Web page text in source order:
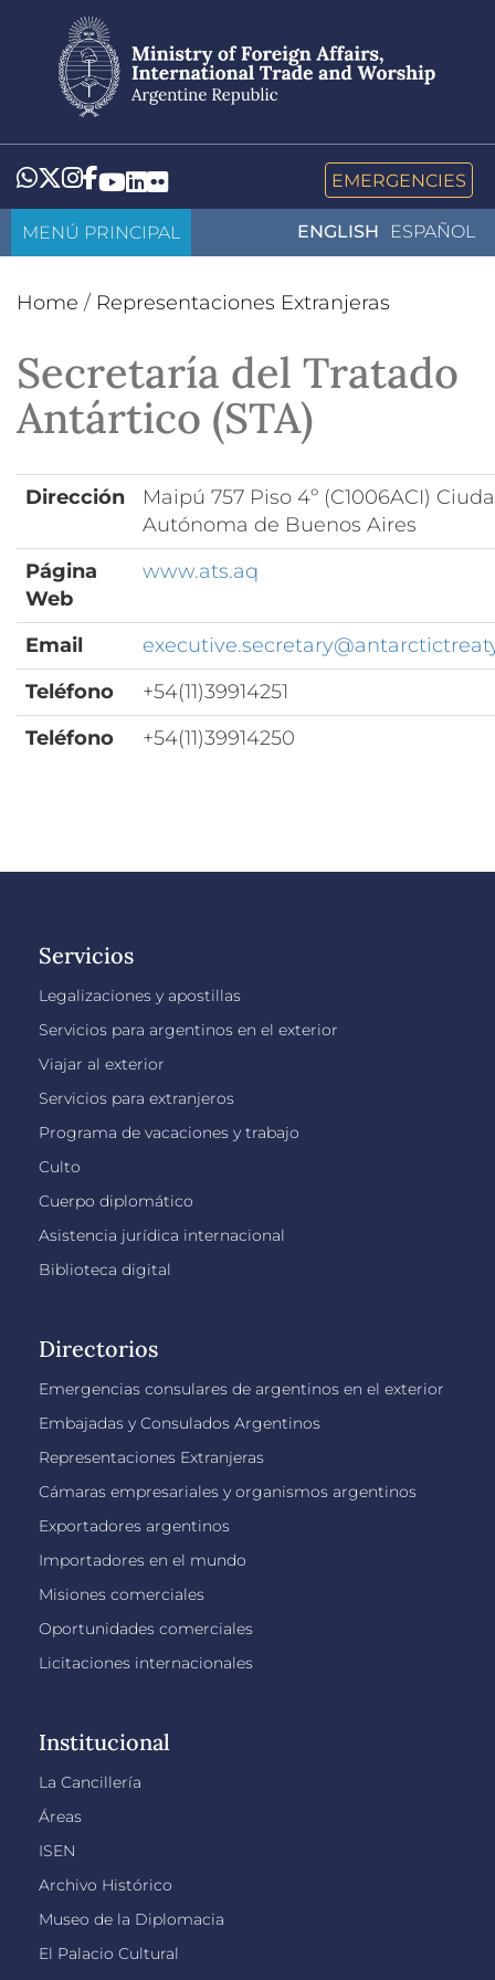
content
Whatsapp
Twitter
Instagram
Facebook
YouTube
LinkedIn
Flickr EMERGENCIES
ENGLISH ESPAÑOL
MENÚ PRINCIPAL
Home / Representaciones Extranjeras
Secretaría del Tratado
Antártico (STA)
Dirección
Maipú 757 Piso 4º (C1006ACI)
Autónoma de Buenos Aires
Página
Web
www.ats.aq
Email
Teléfono
+54(11)39914251
Teléfono
+54(11)39914250
Servicios
Legalizaciones y apostillas
Servicios para argentinos en el exterior
Viajar al exterior
Servicios para extranjeros
Programa de vacaciones y trabajo
Culto
Cuerpo diplomático
Asistencia jurídica internacional
Biblioteca digital
Directorios
Emergencias consulares de argentinos en el exterior
Embajadas y Consulados Argentinos
Representaciones Extranjeras
Cámaras empresariales y organismos argentinos
Exportadores argentinos
Importadores en el mundo
Misiones comerciales
Oportunidades comerciales
Licitaciones internacionales
Institucional
La Cancillería
Áreas
ISEN
Archivo Histórico
Museo de la Diplomacia
El Palacio Cultural